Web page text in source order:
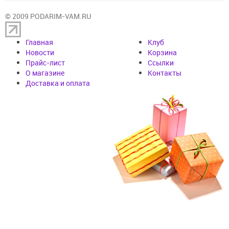
© 2009 PODARIM-VAM.RU
Главная
Новости
Прайс-лист
О магазине
Доставка и оплата
Клуб
Корзина
Cсылки
Контакты